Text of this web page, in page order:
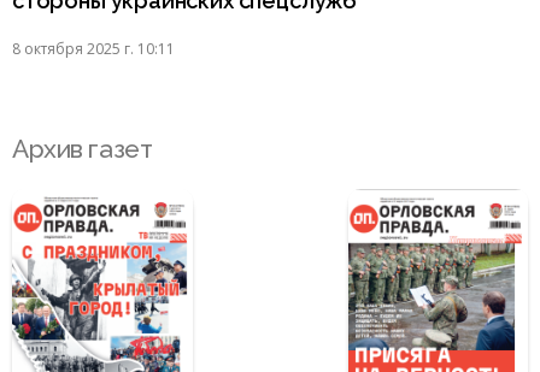
8 октября 2025 г. 10:11
Архив газет